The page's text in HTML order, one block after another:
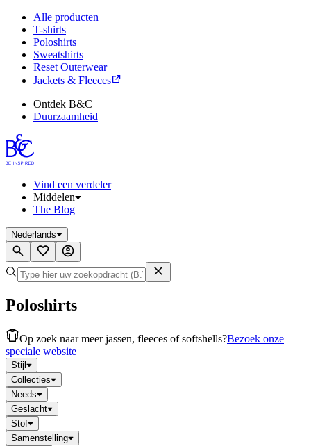
Alle producten
T-shirts
Poloshirts
Sweatshirts
Reset Outerwear
Jackets & Fleeces
Ontdek B&C
Duurzaamheid
Vind een verdeler
Middelen
The Blog
Nederlands
Poloshirts
Op zoek naar meer jassen, fleeces of softshells?Bezoek onze
speciale website
Stijl
Collecties
Needs
Geslacht
Stof
Samenstelling